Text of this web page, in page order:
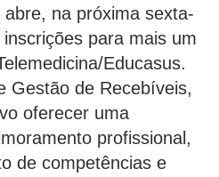
na próxima sexta-
para mais um
Educasus.
Gestão de Recebíveis,
oferecer uma
profissional,
de competências e